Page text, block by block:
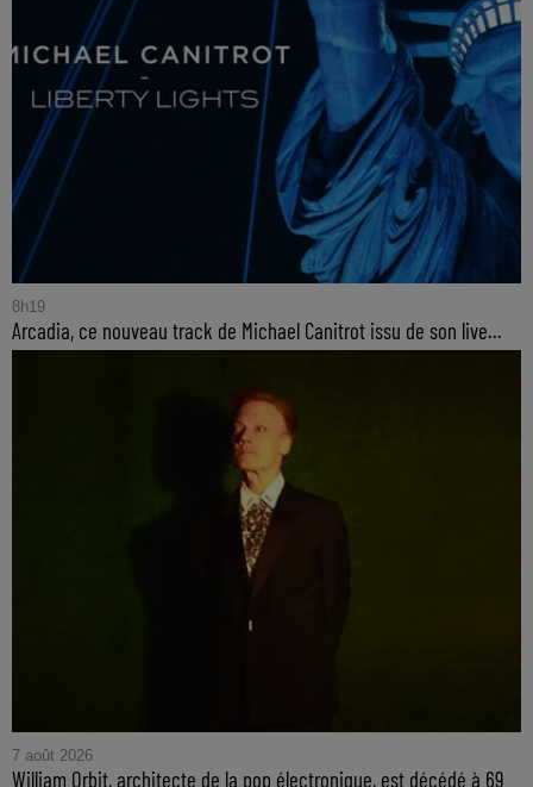
8h19
Arcadia, ce nouveau track de Michael Canitrot issu de son live...
7 août 2026
William Orbit, architecte de la pop électronique, est décédé à 69